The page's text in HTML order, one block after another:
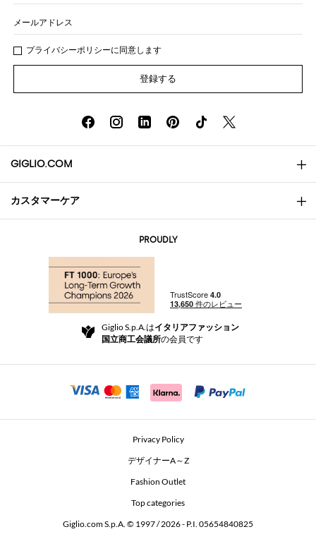
メールアドレス
プライバシーポリシーに同意します
登録する
GIGLIO.COM
会社概要
Community Store
Beauty Seekers VIP Club
カスタマーケア
返品と返金
For a safe shopping experience
Security Communication
PROUDLY
Giglio S.p.A.はイタリアファッション
国立商工会議所の会員です
Privacy Policy
デザイナーA～Z
Fashion Outlet
Top categories
Giglio.com S.p.A. © 1997 / 2026 - P.I. 05654840825